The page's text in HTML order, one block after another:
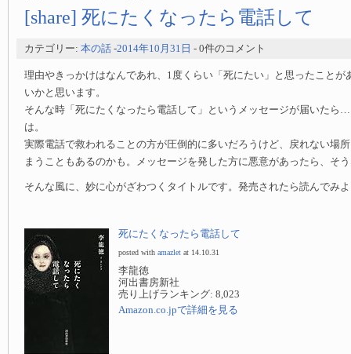
[share] 死にたくなったら電話して
カテゴリー: 本の話 -2014年10月31日 - 0件のコメント
理由やきっかけはなんであれ、1度くらい「死にたい」と思ったことが
いかと思います。
そんな時「死にたくなったら電話して」というメッセージが届いたら
は。
実際電話で救われることの方が圧倒的に多いだろうけど、戻れない場
まうこともあるのかも。メッセージを発した方に悪意があったら、そ
そんな風に、妙に心がざわつくタイトルです。発売されたら読んでみ
死にたくなったら電話して
posted with amazlet at 14.10.31
李龍徳
河出書房新社
売り上げランキング: 8,023
Amazon.co.jpで詳細を見る